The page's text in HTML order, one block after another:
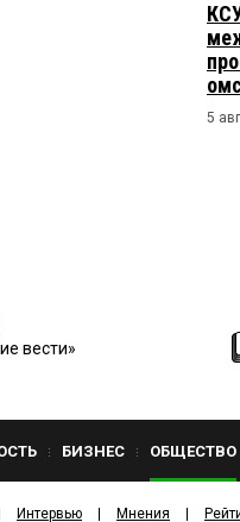
5
вести»
БИЗНЕС ОБЩЕСТВО
Интервью Мнения